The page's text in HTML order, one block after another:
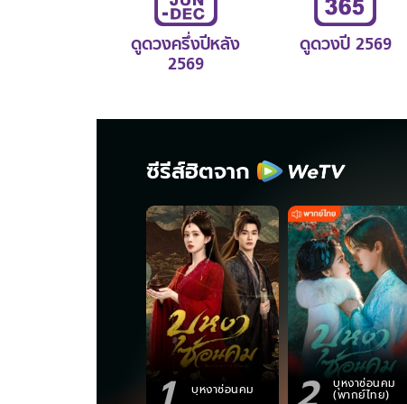
ดูดวงครึ่งปีหลัง
2569
ดูดวงปี 2569
ซีรีส์ฮิตจาก
บุหงาซ่อนคม บุหงาซ่อนคม
(พากย์ไทย)